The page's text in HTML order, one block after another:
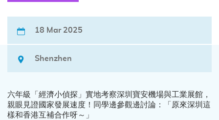
18 Mar 2025
Shenzhen
六年級「經濟小偵探」實地考察深圳寶安機場與工業展館，
親眼見證國家發展速度！同學邊參觀邊討論：「原來深圳這
樣和香港互補合作呀～」